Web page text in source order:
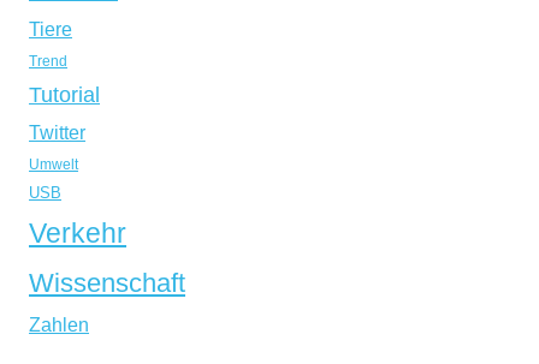
Tiere
Trend
Tutorial
Twitter
Umwelt
USB
Verkehr
Wissenschaft
Zahlen